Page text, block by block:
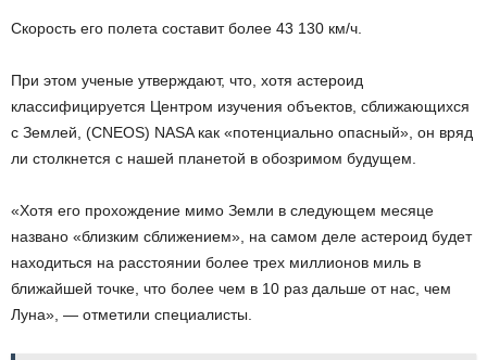
Скорость его полета составит более 43 130 км/ч.
При этом ученые утверждают, что, хотя астероид
классифицируется Центром изучения объектов, сближающихся
с Землей, (CNEOS) NASA как «потенциально опасный», он вряд
ли столкнется с нашей планетой в обозримом будущем.
«Хотя его прохождение мимо Земли в следующем месяце
названо «близким сближением», на самом деле астероид будет
находиться на расстоянии более трех миллионов миль в
ближайшей точке, что более чем в 10 раз дальше от нас, чем
Луна», — отметили специалисты.